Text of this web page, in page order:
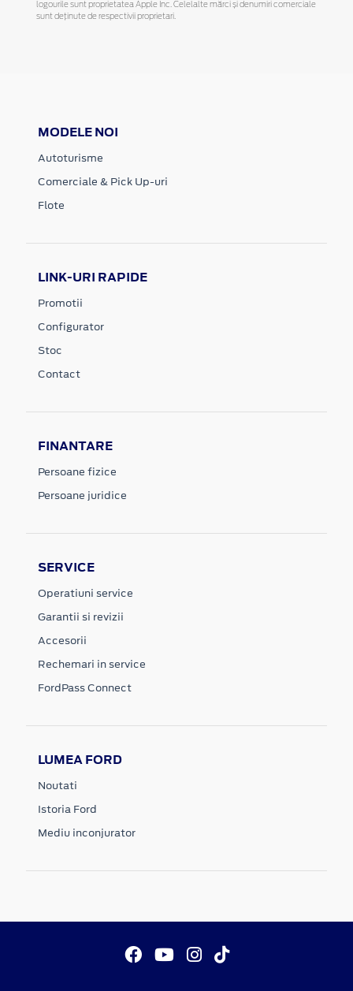
logourile sunt proprietatea Apple Inc. Celelalte mărci și denumiri comerciale
sunt deținute de respectivii proprietari.
MODELE NOI
Autoturisme
Comerciale & Pick Up-uri
Flote
LINK-URI RAPIDE
Promotii
Configurator
Stoc
Contact
FINANTARE
Persoane fizice
Persoane juridice
SERVICE
Operatiuni service
Garantii si revizii
Accesorii
Rechemari in service
FordPass Connect
LUMEA FORD
Noutati
Istoria Ford
Mediu inconjurator